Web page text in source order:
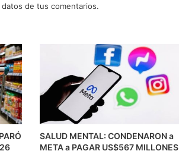
de tus comentarios.
SALUD MENTAL: CONDENARON a
META a PAGAR US$567 MILLONES